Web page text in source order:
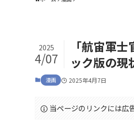
「航宙軍
ック版の現
2025
4/07
漫画 2025年4月7日
当ページのリンクには広